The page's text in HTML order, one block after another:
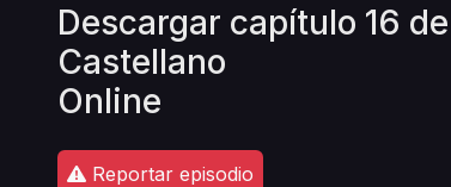
Descargar capítulo 16
Castellano
Online
Reportar episodio